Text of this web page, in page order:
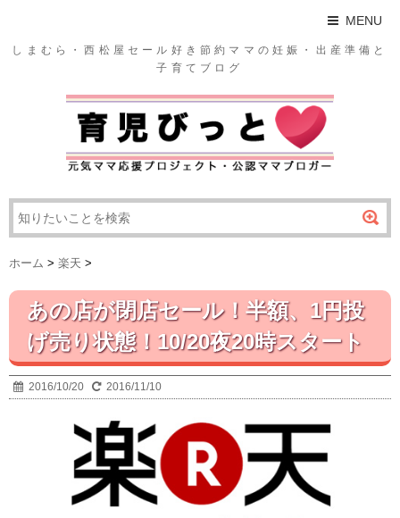
MENU
しまむら・西松屋セール好き節約ママの妊娠・出産準備と
子育てブログ
ホーム > 楽天 >
あの店が閉店セール！半額、1円投
げ売り状態！10/20夜20時スタート
2016/10/20 2016/11/10